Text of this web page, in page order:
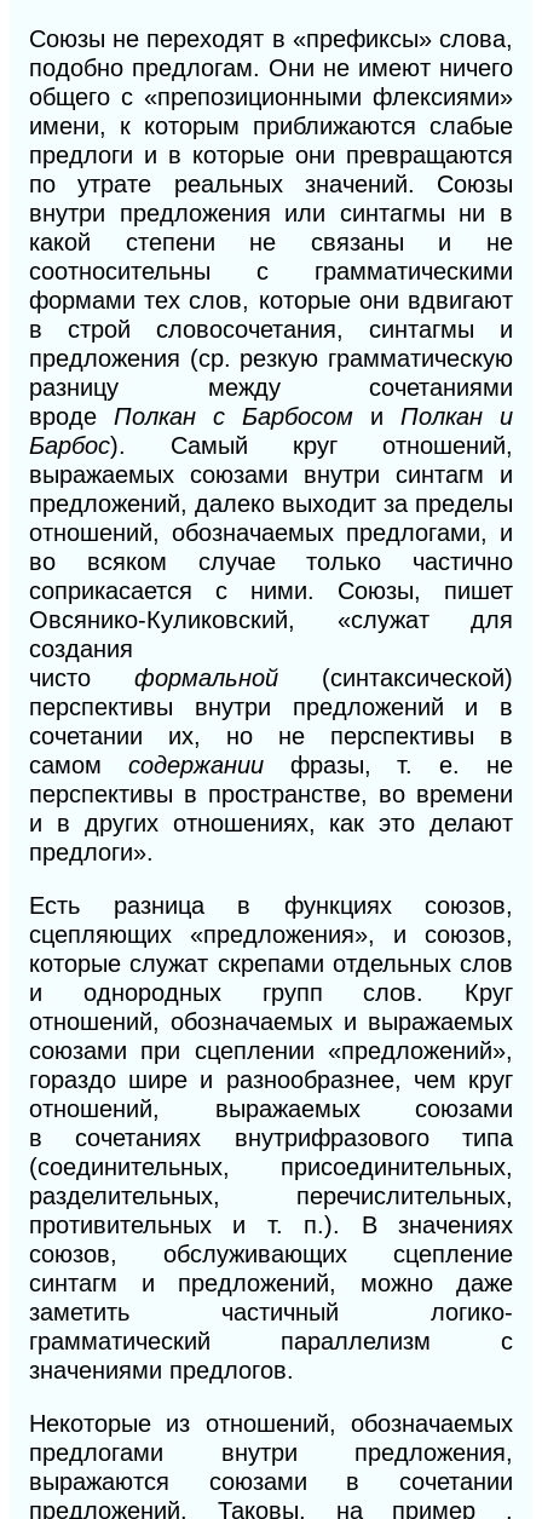
Союзы не переходят в «префиксы» слова,
подобно предлогам. Они не имеют ничего
общего с «препозиционными флексиями»
имени, к которым приближаются слабые
предлоги и в которые они превращаются
по утрате реальных значений. Союзы
внутри предложения или синтагмы ни в
какой степени не связаны и не
соотносительны с грамматическими
формами тех слов, которые они вдвигают
в строй словосочетания, синтагмы и
предложения (ср. резкую грамматическую
разницу между сочетаниями
вроде Полкан с Барбосом и Полкан и
Барбос).
Самый круг отношений,
выражаемых союзами внутри синтагм и
предложений, далеко выходит за пределы
отношений, обозначаемых предлогами, и
во всяком случае только частично
соприкасается с ними. Союзы, пишет
Овсянико-Куликовский, «служат для
создания
чисто формальной (синтаксической)
перспективы внутри предложений и в
сочетании их, но не перспективы в
самом содержании фразы, т. е. не
перспективы в пространстве, во времени
и в других отношениях, как это делают
предлоги».
Есть разница в функциях союзов,
сцепляющих «предложения», и союзов,
которые служат скрепами отдельных слов
и однородных групп слов. Круг
отношений, обозначаемых и выражаемых
союзами при сцеплении «предложений»,
гораздо шире и разнообразнее, чем круг
отношений, выражаемых союзами
в
сочетаниях внутрифразового типа
(соединительных, присоединительных,
разделительных, перечислительных,
противительных и т. п.). Взначениях
союзов, обслуживающих сцепление
синтагм и предложений, можно даже
заметить частичный логико-
грамматический параллелизм с
значениями предлогов.
Некоторые из отношений, обозначаемых
предлогами внутри предложения,
выражаются союзами в сочетании
предложений. Таковы, на пример
,